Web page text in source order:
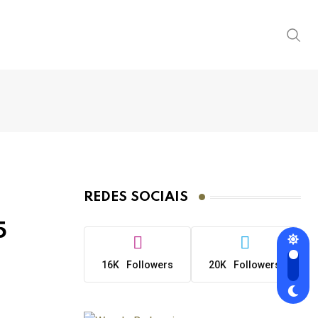
REDES SOCIAIS
16K Followers 20K Followers